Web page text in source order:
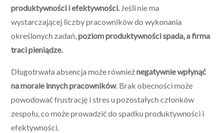
produktywności i efektywności.Jeśli nie ma
wystarczającej liczby pracowników do wykonania
określonych zadań,poziom produktywności spada, a firma
traci pieniądze.
Długotrwała absencja może równieżnegatywnie wpłynąć
na morale innych pracowników. Brak obecności może
powodować frustrację i stres u pozostałych członków
zespołu, co może prowadzić do spadku produktywności i
efektywności.